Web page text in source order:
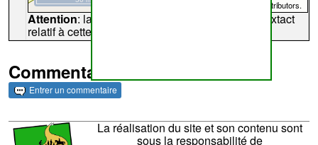
contributors.
Attention: la carte peut ne pas refléter l'endroit extact
relatif à cette archive
Commentaires et archives
Entrer un commentaire
La réalisation du site et son contenu sont
sous la responsabilité de